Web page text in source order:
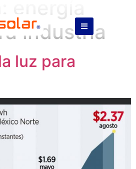
industria
luz para